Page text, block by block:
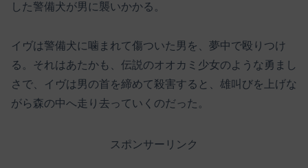
した警備犬が男に襲いかかる。
イヴは警備犬に噛まれて傷ついた男を、夢中で殴りつけ
る。それはあたかも、伝説のオオカミ少女のような勇まし
さで、イヴは男の首を締めて殺害すると、雄叫びを上げな
がら森の中へ走り去っていくのだった。
スポンサーリンク